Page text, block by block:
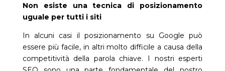
Non esiste una tecnica di posizionamento
uguale per tutti i siti
In alcuni casi il posizionamento su Google può
essere più facile, in altri molto difficile a causa della
competitività della parola chiave. I nostri esperti